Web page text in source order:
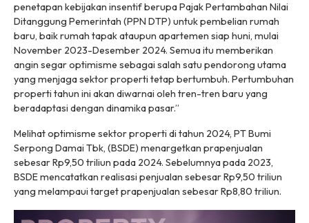
penetapan kebijakan insentif berupa Pajak Pertambahan Nilai
Ditanggung Pemerintah (PPN DTP) untuk pembelian rumah
baru, baik rumah tapak ataupun apartemen siap huni, mulai
November 2023-Desember 2024. Semua itu memberikan
angin segar optimisme sebagai salah satu pendorong utama
yang menjaga sektor properti tetap bertumbuh. Pertumbuhan
properti tahun ini akan diwarnai oleh tren-tren baru yang
beradaptasi dengan dinamika pasar.”
Melihat optimisme sektor properti di tahun 2024, PT Bumi
Serpong Damai Tbk, (BSDE) menargetkan prapenjualan
sebesar Rp9,50 triliun pada 2024. Sebelumnya pada 2023,
BSDE mencatatkan realisasi penjualan sebesar Rp9,50 triliun
yang melampaui target prapenjualan sebesar Rp8,80 triliun.